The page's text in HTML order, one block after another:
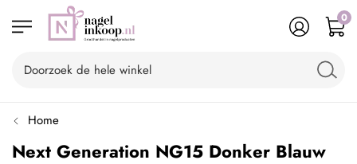
0
Home
Next Generation NG15 Donker Blauw